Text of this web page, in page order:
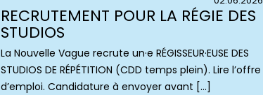
RECRUTEMENT POUR LA RÉGIE DES
STUDIOS
La Nouvelle Vague recrute un·e RÉGISSEUR·EUSE DES
STUDIOS DE RÉPÉTITION (CDD temps plein). Lire l’offre
d’emploi. Candidature à envoyer avant […]